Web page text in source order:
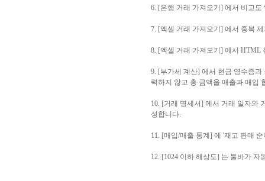
6. [은행 거래 가져오기] 에서 비고도
7. [엑셀 거래 가져오기] 에서 중복
8. [엑셀 거래 가져오기] 에서 HTML
9. [부가세 계산] 에서 현금 영수증
력하지 않고 총 금액을 매출과 매입
10. [거래 명세서] 에서 거래 일자와
성합니다.
11. [매입/매출 통계] 에 '재고 판매
12. [1024 이하 해상도] 는 툴바가